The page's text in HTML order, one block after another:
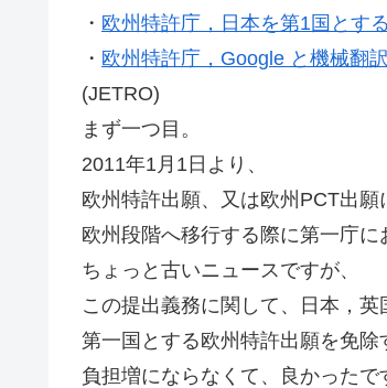
・ 欧州特許庁，日本を第1国とす
・ 欧州特許庁，Google と機械翻
(JETRO)
まず一つ目。
2011年1月1日より、
欧州特許出願、又は欧州PCT出願
欧州段階へ移行する際に第一庁に
ちょっと古いニュースですが、
この提出義務に関して、日本，英
第一国とする欧州特許出願を免除
負担増にならなくて、良かったで